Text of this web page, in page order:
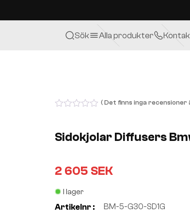
Sök Alla produkter
of
5
( Det finns inga recensioner
Sidokjolar Diffusers
2 605 SEK
I lager
Artikelnr : BM-5-G30-SD1G